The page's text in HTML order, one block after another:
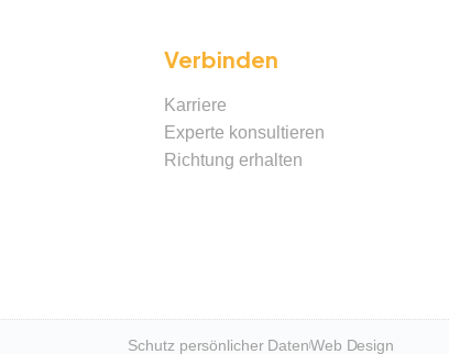
Verbinden
Karriere
Experte konsultieren
Richtung erhalten
Schutz persönlicher DatenWeb Design